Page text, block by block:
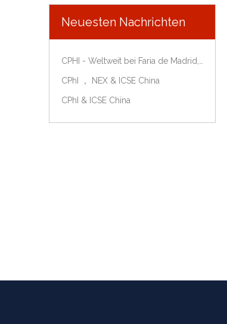
Neuesten Nachrichten
CPhI ， NEX & ICSE China
CPhI & ICSE China